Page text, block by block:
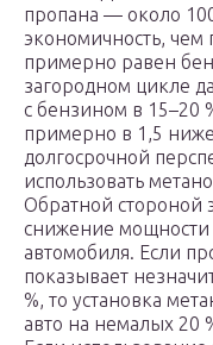
пропана — около
экономичность, чем
примерно равен
загородном цикле
с бензином в 15–20
примерно в 1,5
долгосрочной
использовать
Обратной стороной
снижение мощности
автомобиля. Если
показывает
%, то установка
авто на немалых 20